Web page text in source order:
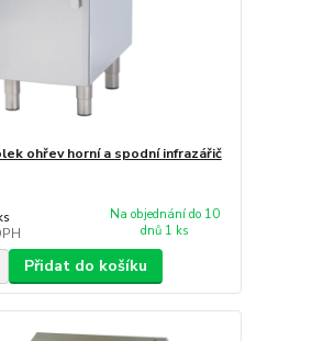
ohřev horní a spodní infrazářič
Na objednání do 10
dnů 1 ks
Přidat do košíku